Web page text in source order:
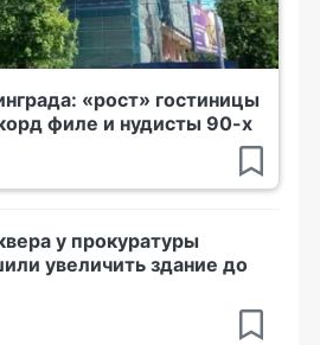
«рост» гостиницы
филе и нудисты 90-х
у прокуратуры
увеличить здание до